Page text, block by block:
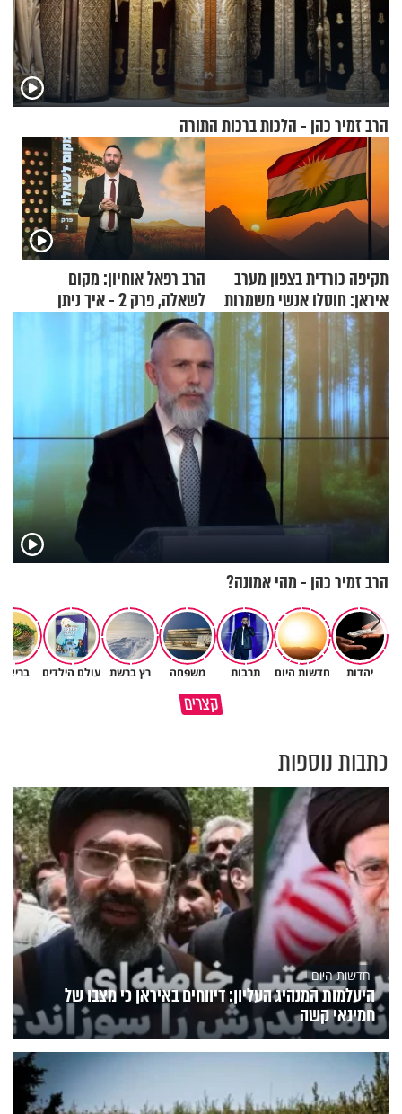
הרב זמיר כהן - הלכות ברכות התורה
תקיפה כורדית בצפון מערב
איראן: חוסלו אנשי משמרות
המהפכה
הרב רפאל אוחיון: מקום
לשאלה, פרק 2 - איך ניתן
להוכיח שהתורה משמיים?
הרב זמיר כהן - מהי אמונה?
יהדות חדשות היום תרבות משפחה רץ ברשת עולם הילדים
קצריםמדוע האמונה נמשלה למלח?
גם ׳הרע׳ זה הרחמים של בורא
כתבות נוספות
חדשות היום
היעלמות המנהיג העליון: דיווחים באיראן כי מצבו של
חמינאי קשה